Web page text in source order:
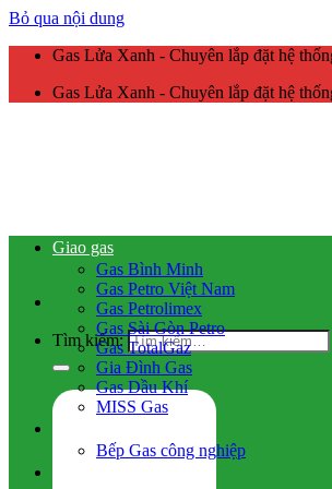
Bỏ qua nội dung
Gas Lửa Xanh - Chuyên lắp đặt hệ
Gas Lửa Xanh - Chuyên lắp đặt hệ
Tìm kiếm:
Giao gas
Gas Bình Minh
Gas Petro Việt Nam
Gas Petrolimex
Gas Sài Gòn Petro
Gas TotalGaz
Gia Đình Gas
Gas Dầu Khí
MISS Gas
Bếp Gas công nghiệp